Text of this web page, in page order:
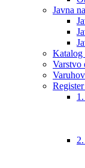
Javna
Katalog
Varstvo